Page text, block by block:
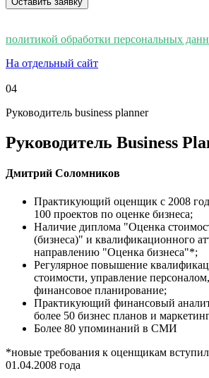
политикой обработки персональных
На отдельный сайт
04
Руководитель business planner
Руководитель Business
Дмитрий Соломников
Практикующий оценщик с 2008
100 проектов по оценке бизнеса;
Наличие диплома "Оценка
(бизнеса)" и квалификационного
направлению "Оценка бизнеса"*;
Регулярное повышение
стоимости, управление
финансовое планирование;
Практикующий финансовый
более 50 бизнес планов и
Более 80 упоминаний в СМИ
*новые требования к оценщикам
01.04.2008 года